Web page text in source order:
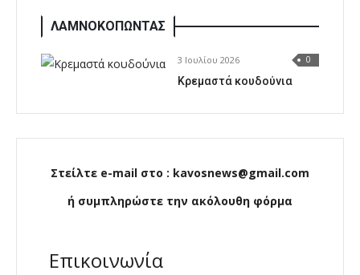
ΛΑΜΝΟΚΟΠΩΝΤΑΣ
3 Ιουλίου 2026 0
Κρεμαστά κουδούνια
Στείλτε e-mail στο : kavosnews@gmail.com
ή συμπληρώστε την ακόλουθη φόρμα
Επικοινωνία